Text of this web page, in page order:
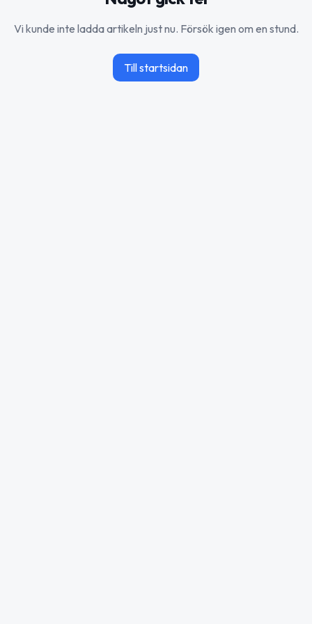
Vi kunde inte ladda artikeln just nu. Försök igen om en stund.
Till startsidan